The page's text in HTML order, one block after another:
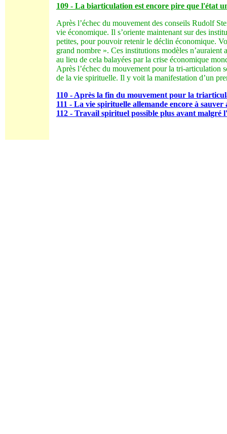
109 - La biarticulation est encore pire que l'état
Après l’échec du mouvement des conseils Rudolf
vie économique. Il s’oriente maintenant sur des
petites, pour pouvoir retenir le déclin économique.
grand nombre ». Ces institutions modèles n’auraient
au lieu de cela balayées par la crise économique
Après l’échec du mouvement pour la tri-articulation
de la vie spirituelle. Il y voit la manifestation d’un
110 - Après la fin du mouvement pour la
111 - La vie spirituelle allemande encore à
112 - Travail spirituel possible plus avant malgré